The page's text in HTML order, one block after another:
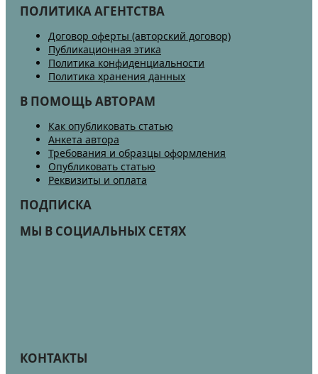
ПОЛИТИКА АГЕНТСТВА
Договор оферты (авторский договор)
Публикационная этика
Политика конфиденциальности
Политика хранения данных
В ПОМОЩЬ АВТОРАМ
Как опубликовать статью
Анкета автора
Требования и образцы оформления
Опубликовать статью
Реквизиты и оплата
ПОДПИСКА
МЫ В СОЦИАЛЬНЫХ СЕТЯХ
КОНТАКТЫ